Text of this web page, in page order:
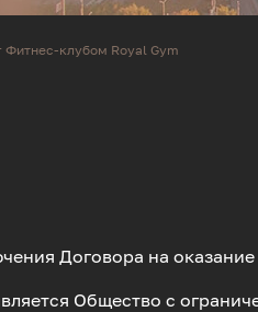
Фитнес-клубом Royal Gym
Договора на
Общество с